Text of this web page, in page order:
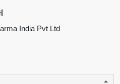
India Pvt Ltd